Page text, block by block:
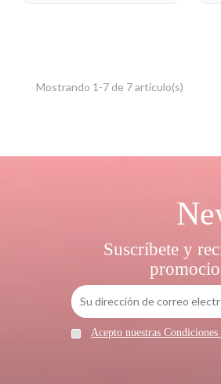
Mostrando 1-7 de 7 artículo(s)
Suscríbete y
Acepto nuestras